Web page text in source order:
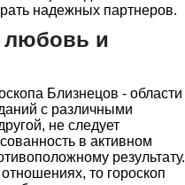
надежных партнеров.
любовь и
Близнецов - области
с различными
не следует
в активном
результату.
то гороскоп